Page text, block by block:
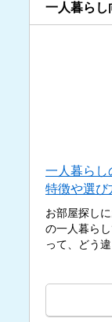
一人暮らし
一人暮らし
特徴や選び
お部屋探し
の一人暮ら
って、どう